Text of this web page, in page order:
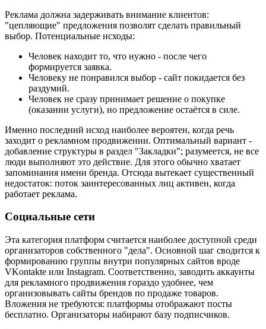
Реклама должна задерживать внимание клиентов:
"цепляющие" предложения позволят сделать правильный
выбор. Потенциальные исходы:
Человек находит то, что нужно - после чего
формируется заявка.
Человеку не понравился выбор - сайт покидается без
раздумий.
Человек не сразу принимает решение о покупке
(оказании услуги), но предложение остаётся в силе.
Именно последний исход наиболее вероятен, когда речь
заходит о рекламном продвижении. Оптимальный вариант -
добавление структуры в раздел "Закладки"; разумеется, не все
люди выполняют это действие. Для этого обычно хватает
запоминания имени бренда. Отсюда вытекает существенный
недостаток: поток заинтересованных лиц активен, когда
работает реклама.
Социальные сети
Эта категория платформ считается наиболее доступной среди
организаторов собственного "дела". Основной шаг сводится к
формированию группы внутри популярных сайтов вроде
VKontakte или Instagram. Соответственно, заводить аккаунты
для рекламного продвижения гораздо удобнее, чем
организовывать сайты брендов по продаже товаров.
Вложения не требуются: платформы отображают посты
бесплатно. Организаторы набирают базу подписчиков.